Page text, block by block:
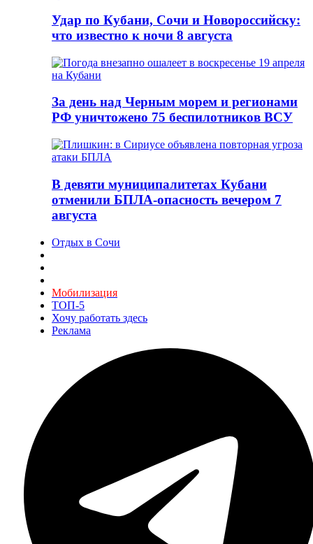
Удар по Кубани, Сочи и Новороссийску:
что известно к ночи 8 августа
За день над Черным морем и регионами
РФ уничтожено 75 беспилотников ВСУ
В девяти муниципалитетах Кубани
отменили БПЛА-опасность вечером 7
августа
Отдых в Сочи
Мобилизация
ТОП-5
Хочу работать здесь
Реклама